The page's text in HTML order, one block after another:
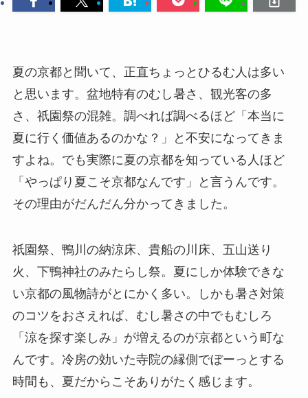
夏の京都と聞いて、正直ちょっとひるむ人は多い
と思います。盆地特有のむし暑さ、観光客の多
さ、祇園祭の混雑。調べれば調べるほど「本当に
夏に行く価値あるのかな？」と不安になってきま
すよね。でも実際に夏の京都を知っている人ほど
「やっぱり夏こそ京都なんです」と言うんです。
その理由がだんだん分かってきました。
祇園祭、鴨川の納涼床、貴船の川床、五山送り
火、下鴨神社のみたらし祭。夏にしか体験できな
い京都の風物詩がとにかく多い。しかも暑さ対策
のコツをおさえれば、むし暑さの中でもむしろ
「涼を探す楽しみ」が増えるのが京都という町な
んです。冷房の効いた寺院の縁側でぼーっとする
時間も、夏だからこそありがたく感じます。